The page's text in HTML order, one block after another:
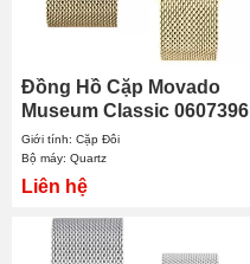
Đồng Hồ Cặp Movado
Museum Classic 0607396
- 0607627
Giới tính: Cặp Đôi
Bộ máy: Quartz
Liên hệ